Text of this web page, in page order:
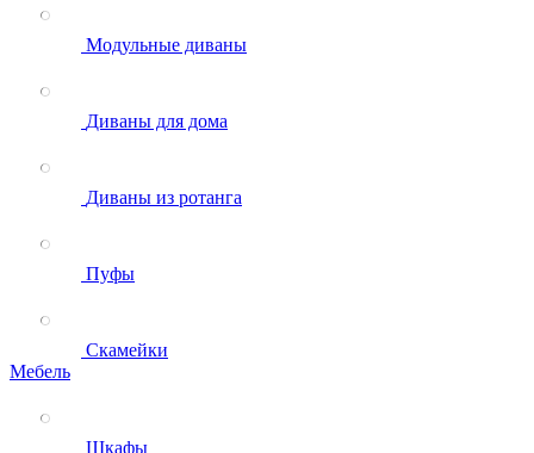
Модульные диваны
Диваны для дома
Диваны из ротанга
Пуфы
Скамейки
Мебель
Шкафы